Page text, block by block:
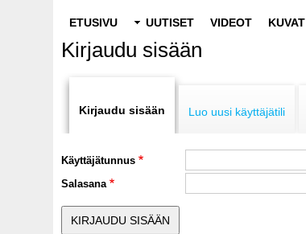
navigation
ETUSIVU UUTISET VIDEOT KUVAT
Kirjaudu sisään
tabs
Kirjaudu sisään Luo uusi käyttäjätili
Käyttäjätunnus
Salasana